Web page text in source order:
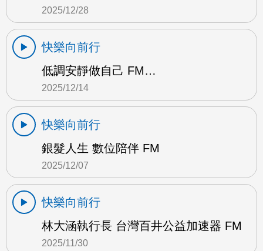
2025/12/28
快樂向前行
低調安靜做自己 FM…
2025/12/14
快樂向前行
銀髮人生 數位陪伴 FM
2025/12/07
快樂向前行
林大涵執行長 台灣百井公益加速器 FM
2025/11/30